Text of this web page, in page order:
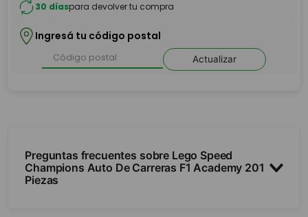
30 díaspara devolver tu compra
Ingresá tu código postal
Actualizar
Preguntas frecuentes sobre Lego Speed
Champions Auto De Carreras F1 Academy 201
Piezas